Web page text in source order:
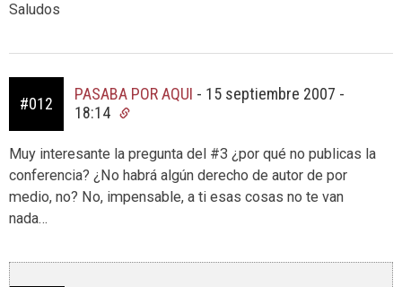
Saludos
#012
PASABA POR AQUI - 15 septiembre 2007 -
18:14
Muy interesante la pregunta del #3 ¿por qué no publicas la
conferencia? ¿No habrá algún derecho de autor de por
medio, no? No, impensable, a ti esas cosas no te van
nada…